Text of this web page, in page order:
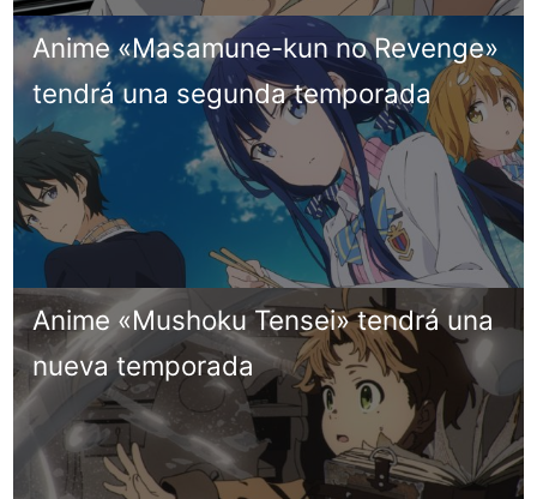
Anime «Masamune-kun no Revenge»
tendrá una segunda temporada
Anime «Mushoku Tensei» tendrá una
nueva temporada